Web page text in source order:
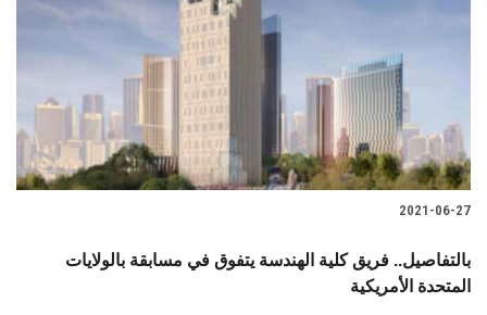
2021-06-27
بالتفاصيل.. فريق كلية الهندسة يتفوق في مسابقة بالولايات
المتحدة الأمريكية